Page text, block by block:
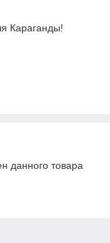
Караганды!
данного товара